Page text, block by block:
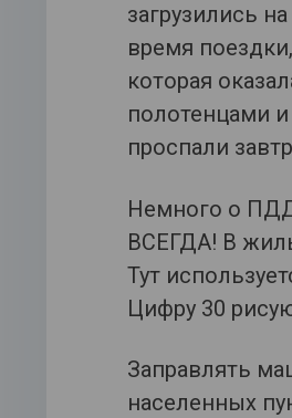
загрузились
время
которая
полотенцами
проспали
Немного о
ВСЕГДА! В
Тут
Цифру 30
Заправлять
населенных